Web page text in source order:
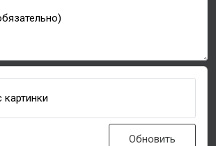
Обновить